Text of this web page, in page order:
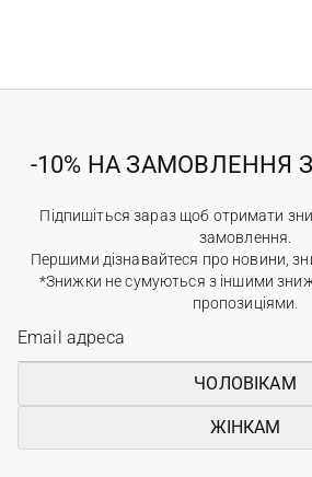
-10% НА ЗАМОВЛЕННЯ
Підпишіться зараз щоб отримати
замовлення.
Першими дізнавайтеся про новини,
*Знижки не сумуються з іншими
пропозиціями.
ЧОЛОВІКАМ
ЖІНКАМ